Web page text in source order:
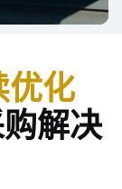
优化
解决